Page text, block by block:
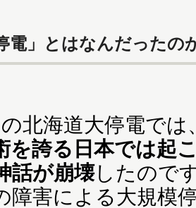
電」とはなんだったの
北海道大停電では
を誇る日本では起
話が崩壊したので
障害による大規模